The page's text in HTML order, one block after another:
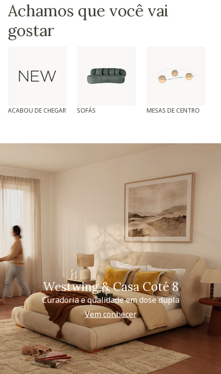
Achamos que você vai
gostar
ACABOU DE CHEGAR SOFÁS MESAS DE CENTRO
Westwing & Casa Coté 8
Curadoria e qualidade em dose dupla
Vem conhecer